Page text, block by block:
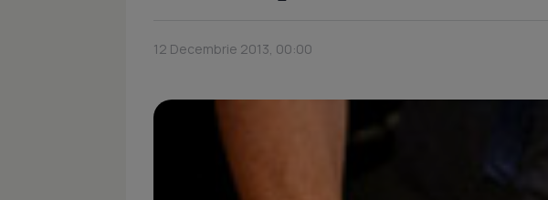
12 Decembrie 2013, 00:00